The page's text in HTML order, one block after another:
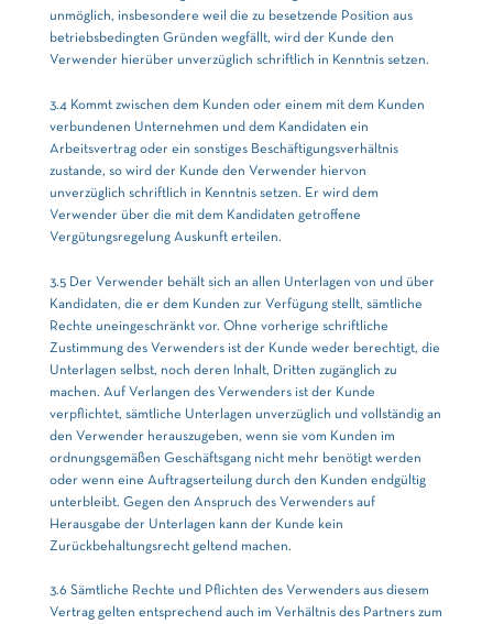
unmöglich, insbesondere weil die zu besetzende Position aus
betriebsbedingten Gründen wegfällt, wird der Kunde den
Verwender hierüber unverzüglich schriftlich in Kenntnis setzen.
3.4 Kommt zwischen dem Kunden oder einem mit dem Kunden
verbundenen Unternehmen und dem Kandidaten ein
Arbeitsvertrag oder ein sonstiges Beschäftigungsverhältnis
zustande, so wird der Kunde den Verwender hiervon
unverzüglich schriftlich in Kenntnis setzen. Er wird dem
Verwender über die mit dem Kandidaten getroffene
Vergütungsregelung Auskunft erteilen.
3.5 Der Verwender behält sich an allen Unterlagen von und über
Kandidaten, die er dem Kunden zur Verfügung stellt, sämtliche
Rechte uneingeschränkt vor. Ohne vorherige schriftliche
Zustimmung des Verwenders ist der Kunde weder berechtigt, die
Unterlagen selbst, noch deren Inhalt, Dritten zugänglich zu
machen. Auf Verlangen des Verwenders ist der Kunde
verpflichtet, sämtliche Unterlagen unverzüglich und vollständig an
den Verwender herauszugeben, wenn sie vom Kunden im
ordnungsgemäßen Geschäftsgang nicht mehr benötigt werden
oder wenn eine Auftragserteilung durch den Kunden endgültig
unterbleibt. Gegen den Anspruch des Verwenders auf
Herausgabe der Unterlagen kann der Kunde kein
Zurückbehaltungsrecht geltend machen.
3.6 Sämtliche Rechte und Pflichten des Verwenders aus diesem
Vertrag gelten entsprechend auch im Verhältnis des Partners zum